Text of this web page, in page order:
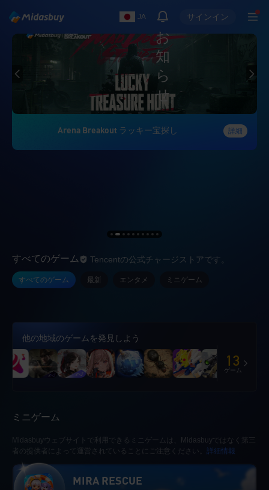
JA
お
知
ら
せ
サインイン
Arena Breakout ラッキー宝探し 詳細
すべてのゲームTencentの公式チャ
Tencentの公式チャージストアです。
すべてのゲーム 最新 エンタメ ミニゲーム
他の地域のゲームを発見しよう
13
ゲーム
ミニゲーム
Midasbuyウェブサイトで利用できるミニゲームは、Midasbuyではなく第三
者の提供者によって運営されていることにご注意ください。 詳細情報
MIRA RESCUE